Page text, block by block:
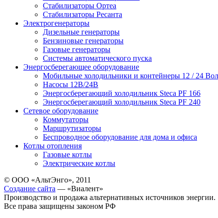
Стабилизаторы Ортеа
Стабилизаторы Ресанта
Электрогенераторы
Дизельные генераторы
Бензиновые генераторы
Газовые генераторы
Системы автоматического пуска
Энергосберегающее оборудование
Мобильные холодильники и контейнеры 12 / 24
Насосы 12В/24В
Энергосберегающий холодильник Steca PF 166
Энергосберегающий холодильник Steca PF 240
Сетевое оборудование
Коммутаторы
Маршрутизаторы
Беспроводное оборудование для дома и офиса
Котлы отопления
Газовые котлы
Электрические котлы
© ООО «АльтЭнго», 2011
Создание сайта — «Виалент»
Производство и продажа альтернативных источников энергии.
Все права защищены законом РФ